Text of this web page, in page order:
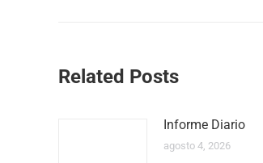
Related Posts
Informe Diario
agosto 4, 2026